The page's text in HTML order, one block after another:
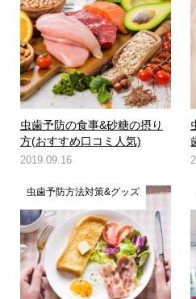
虫歯予防の食事&砂糖の摂り
方(おすすめ口コミ人気)
2019.09.16
虫歯予防方法対策&グッズ